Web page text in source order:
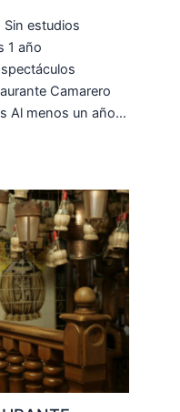
estudios
1 año
Camarero
Al menos un año…